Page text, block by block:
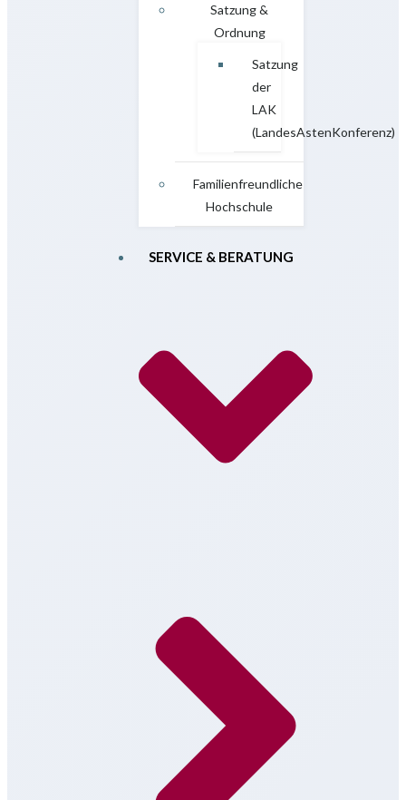
Satzung &
Ordnung
Satzung
der
LAK
(LandesAstenKonferenz)
Familienfreundliche
Hochschule
SERVICE & BERATUNG